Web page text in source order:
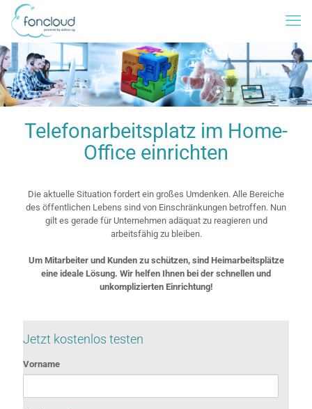
Telefonarbeitsplatz im Home-
Office einrichten
Die aktuelle Situation fordert ein großes Umdenken. Alle Bereiche
des öffentlichen Lebens sind von Einschränkungen betroffen. Nun
gilt es gerade für Unternehmen adäquat zu reagieren und
arbeitsfähig zu bleiben.
Um Mitarbeiter und Kunden zu schützen, sind Heimarbeitsplätze
eine ideale Lösung. Wir helfen Ihnen bei der schnellen und
unkomplizierten Einrichtung!
Jetzt kostenlos testen
Vorname